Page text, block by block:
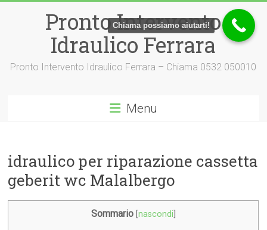
Pronto Intervento
Idraulico Ferrara
Pronto Intervento Idraulico Ferrara – Chiama 0532 050010
Menu
idraulico per riparazione cassetta
geberit wc Malalbergo
Sommario nascondi
Chiama possiamo aiutarti!